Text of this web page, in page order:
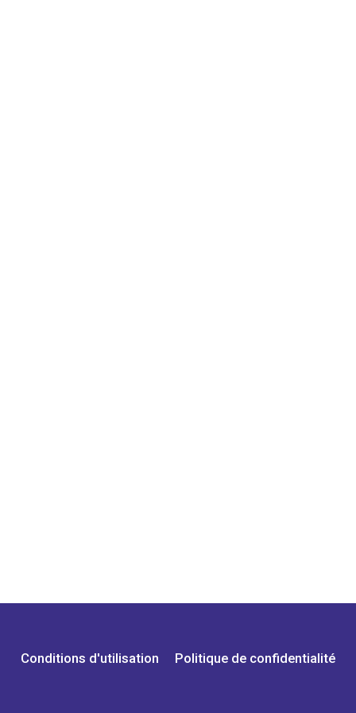
Conditions d'utilisation Politique de confidentialité